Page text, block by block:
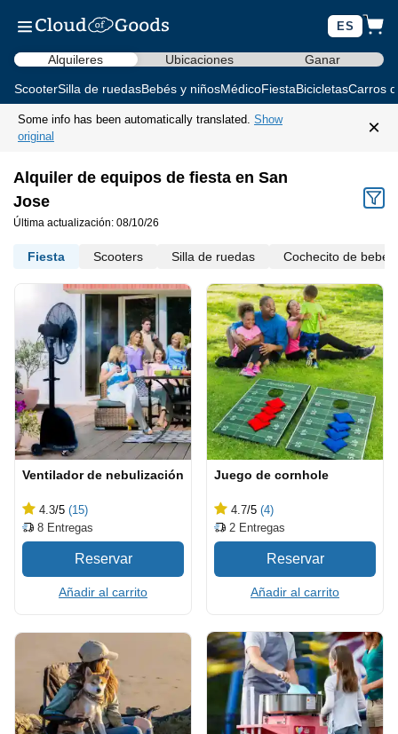
ES
Alquileres Ubicaciones Ganar
ScooterSilla de ruedasBebés y niñosMédicoFiestaBicicletasCarros
Some info has been automatically translated. Show
original
×
Alquiler de equipos de fiesta en San
Jose
Última actualización: 08/10/26
Fiesta Scooters Silla de ruedas Cochecito de bebé
Ventilador de nebulización
4.3/5 (15)
8 Entregas
Añadir al carrito
Juego de cornhole
4.7/5 (4)
2 Entregas
Añadir al carrito